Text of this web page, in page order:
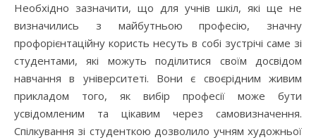
Необхідно зазначити, що для учнів шкіл, які ще не
визначились з майбутньою професію, значну
профорієнтаційну користь несуть в собі зустрічі саме зі
студентами, які можуть поділитися своїм досвідом
навчання в університеті. Вони є своєрідним живим
прикладом того, як вибір професії може бути
усвідомленим та цікавим через самовизначення.
Спілкування зі студенткою дозволило учням художньої